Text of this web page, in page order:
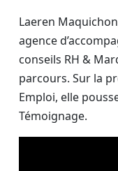
Laeren
agence
conseils RH &
parcours. Sur la
Emploi, elle
Témoignage.